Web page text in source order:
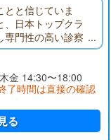
と信じていま
日本トップクラ
専門性の高い診察
方はぜひ、当院を
医・指導医とし
患も患者様にわ
心がけて参りま
金 14:30〜18:00
了時間は直接の確認
る